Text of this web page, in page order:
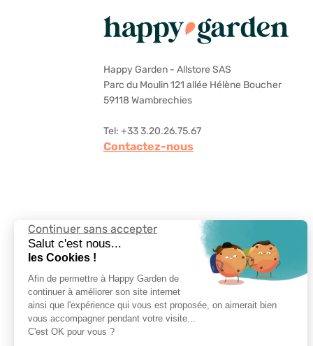
Continuer sans accepter
Salut c'est nous...
les Cookies !
Afin de permettre à Happy Garden de
continuer à améliorer son site internet
ainsi que l'expérience qui vous est proposée, on aimerait bien
vous accompagner pendant votre visite...
C'est OK pour vous ?
Happy Garden - Allstore SAS
Parc du Moulin 121 allée Hélène Boucher
59118 Wambrechies
Tel: +33 3.20.26.75.67
Contactez-nous
Suivez-nous
Choisir la langue